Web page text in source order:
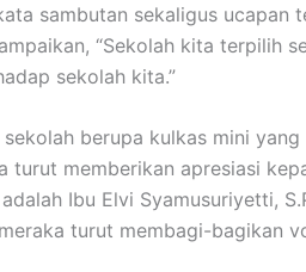
sambutan sekaligus ucapan
“Sekolah kita terpilih
sekolah kita.”
berupa kulkas mini yang
turut memberikan apresiasi
Ibu Elvi Syamusuriyetti,
turut membagi-bagikan